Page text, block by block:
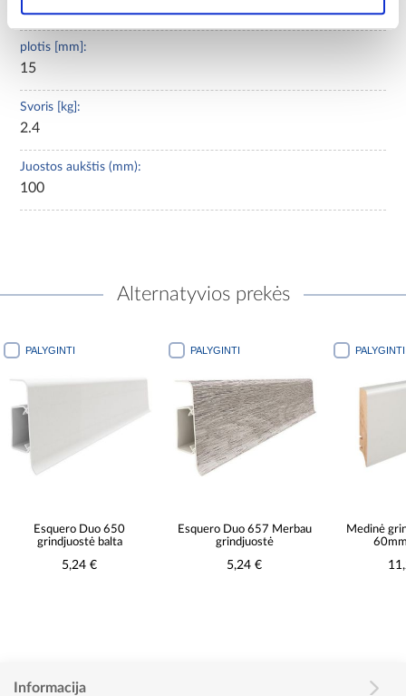
plotis [mm]:
15
Svoris [kg]:
2.4
Juostos aukštis (mm):
100
Alternatyvios prekės
PALYGINTI
Esquero Duo 650
grindjuostė balta
5,24 €
PALYGINTI
Esquero Duo 657 Merbau
grindjuostė
5,24 €
PALYGINTI
Medinė
Informacija